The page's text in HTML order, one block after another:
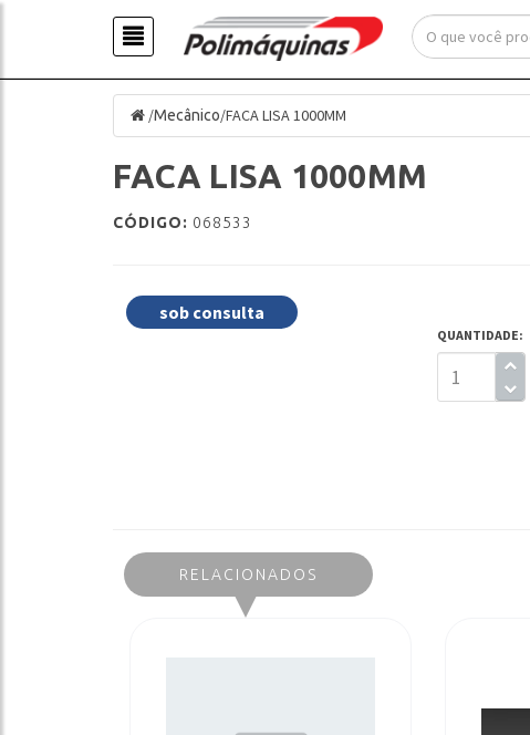
/Mecânico/FACA LISA 1000MM
FACA LISA 1000MM
CÓDIGO: 068533
sob consulta
QUANTIDADE:
RELACIONADOS